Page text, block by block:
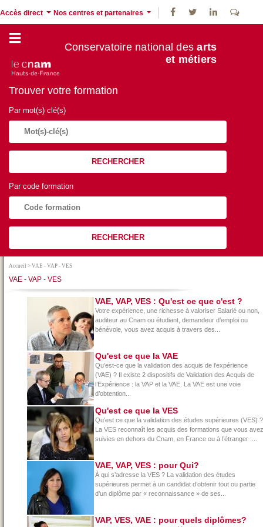
Accès direct Nos centres et partenaires
Conservatoire national desarts
et métiers
Trouver votre formation
Par mot(s) clé(s)
RECHERCHER
Par code formation
RECHERCHER
Accueil > VAE - VAP - VES
VAE - VAP - VES
VAE, VAP, VES : Qu'est ce que c'est ?
Votre expérience, une richesse à valoriser Salarié ou non,
auditeur au Cnam ou étudiant, demandeur d’emploi ou
bénévole, vous avez acquis à travers des...
Qu'est ce que la VAE
Qu’est-ce que la validation des acquis de l’expérience
(VAE) ? Il existe 2 dispositifs de Validation des Acquis de
l’Expérience : la VAP et la VAE. La VAE est une voie
d’obtention...
Qu'est ce que la VES
Qu’est ce que la validation des études supérieures (VES) ?
La VES reconnaît les acquis des formations que vous avez
suivies en dehors du Cnam, en France ou à l’étranger :...
VAE, VAP, VES : pour Qui?
À qui s’adresse la VES ? La validation des études
supérieures permet à un candidat d’obtenir tout ou partie
d’un diplôme par « reconnaissance » de ses...
VAP, VES, VAE : pour quels diplômes?